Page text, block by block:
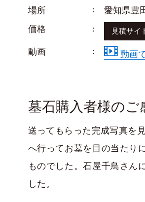
場所
愛知県豊
価格
見積サイ
動画 動画
墓石購入者様のご
送ってもらった完成写真を
へ行ってお墓を目の当たり
ものでした。石屋千鳥さん
した。